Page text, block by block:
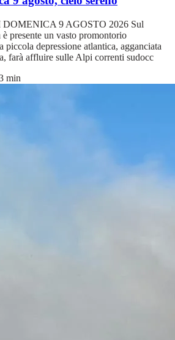
9 AGOSTO 2026 Sul
presente un vasto promontorio
depressione atlantica, agganciata
farà affluire sulle Alpi correnti sudocc
min